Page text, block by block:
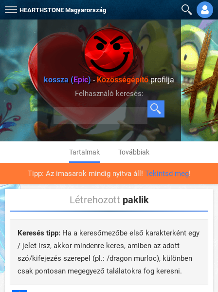
HEARTHSTONE Magyarország
kossza (Epic)-Közösségépítőprofilja
Felhasználó keresés:
Tartalmak Továbbiak
Tipp: Az imasarok mindig nyitva áll! Tekintsd meg!
Létrehozott paklik
Keresés tipp: Ha a keresőmezőbe első karakterként egy
/ jelet írsz, akkor mindenre keres, amiben az adott
szó/kifejezés szerepel (pl.: /dragon murloc), különben
csak pontosan megegyező találatokra fog keresni.